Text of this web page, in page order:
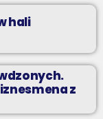
hali
z